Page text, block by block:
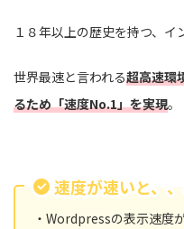
１８年以上の歴史を持つ、イ
世界最速と言われる超高速環
るため「速度No.1」を実現。
速度が速いと、
・Wordpressの表示速度